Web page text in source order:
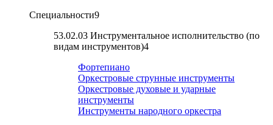
Специальности9
53.02.03 Инструментальное исполнительство (по
видам инструментов)4
Фортепиано
Оркестровые струнные инструменты
Оркестровые духовые и ударные
инструменты
Инструменты народного оркестра